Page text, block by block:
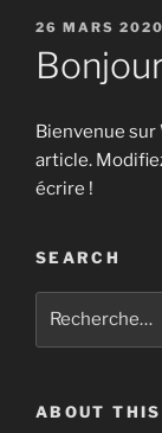
PUBLIÉ
26 MARS 2020
Bienvenue
article.
écrire !
SEARCH
ABOUT